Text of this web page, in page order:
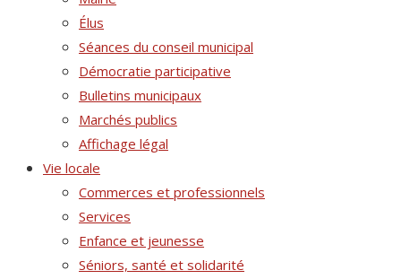
Élus
Séances du conseil municipal
Démocratie participative
Bulletins municipaux
Marchés publics
Affichage légal
Vie locale
Commerces et professionnels
Services
Enfance et jeunesse
Séniors, santé et solidarité